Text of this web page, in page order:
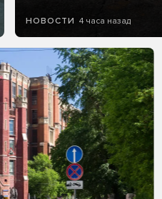
НОВОСТИ 4 часа назад